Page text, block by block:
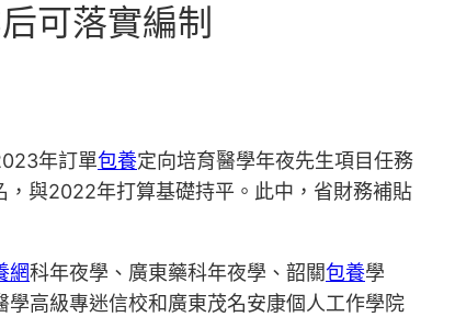
可落實編制
年訂單包養定向培育醫學年夜先生項目任務
，與2022年打算基礎持平。此中，省財務補貼
網科年夜學、廣東藥科年夜學、韶關包養學
高級專迷信校和廣東茂名安康個人工作學院